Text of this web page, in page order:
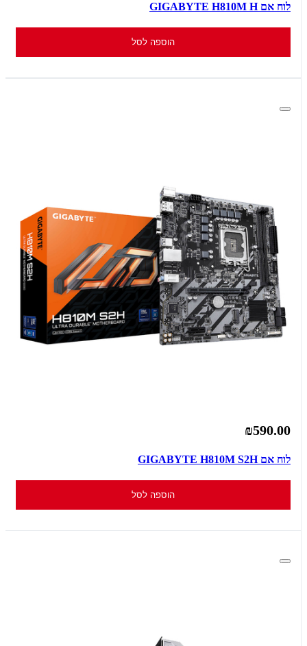
לוח אם GIGABYTE H810M H
הוספה לסל
₪590.00
לוח אם GIGABYTE H810M S2H
הוספה לסל